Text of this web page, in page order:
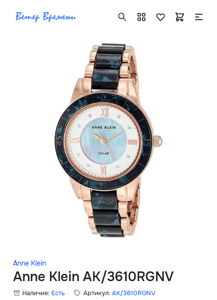
Anne Klein
Anne Klein AK/3610RGNV
Наличие: Есть Артикул: AK/3610RGNV
+7 ( 705 ) 181-42-50
info@vetervremeni.kz
Авторизация
Каталог
Мужские часы
Женские часы
Скидки
Главная